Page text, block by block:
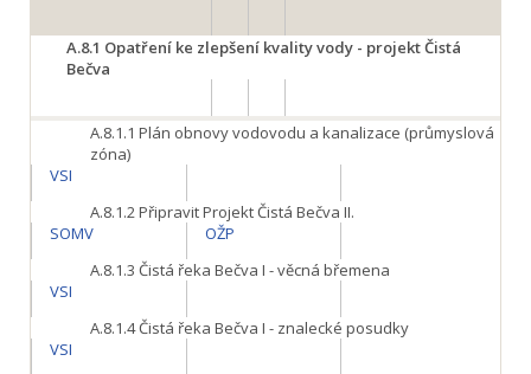
A.8.1 Opatření ke zlepšení kvality vody - projekt Čistá
Bečva
A.8.1.1 Plán obnovy vodovodu a kanalizace (průmyslová
zóna)
VSI
A.8.1.2Připravit Projekt Čistá Bečva II.
SOMV
OŽP
A.8.1.3 Čistá řeka Bečva I - věcná břemena
VSI
A.8.1.4Čistá řeka Bečva I - znalecké posudky
VSI